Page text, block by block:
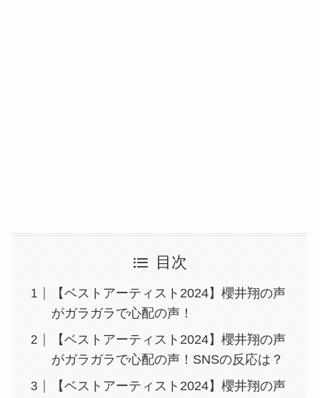
目次
【ベストアーティスト2024】櫻井翔の声
がガラガラで心配の声！
【ベストアーティスト2024】櫻井翔の声
がガラガラで心配の声！SNSの反応は？
【ベストアーティスト2024】櫻井翔の声